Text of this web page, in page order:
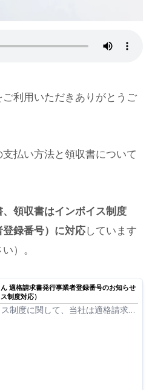
利用いただきありがとうご
払い方法と領収書について
領収書はインボイス制度
登録番号）に対応しています
）。
適格請求書発行事業者登録番号のお知らせ
制度対応）
制度に関して、当社は適格請求書